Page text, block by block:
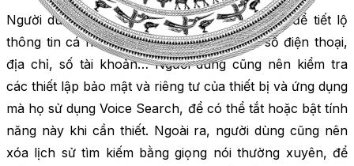
Người dùng nên tránh sử dụng Voice Search để tiết lộ
thông tin cá nhân hoặc nhạy cảm, ví dụ: số điện thoại,
địa chỉ, số tài khoản… Người dùng cũng nên kiểm tra
các thiết lập bảo mật và riêng tư của thiết bị và ứng dụng
mà họ sử dụng Voice Search, để có thể tắt hoặc bật tính
năng này khi cần thiết. Ngoài ra, người dùng cũng nên
xóa lịch sử tìm kiếm bằng giọng nói thường xuyên, để